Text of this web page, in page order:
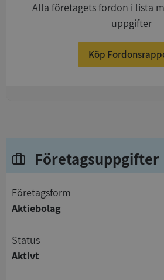
Alla företagets fordon i lista
uppgifter
Köp
Företagsuppgifter
företagsform
Aktiebolag
status
Aktivt